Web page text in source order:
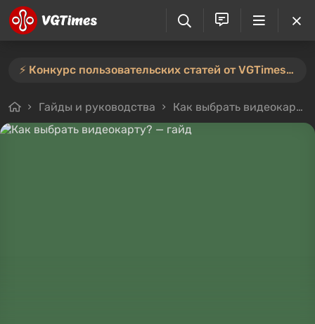
⚡️ Конкурс пользовательских статей от VGTimes продлён — участвуйте тут ⚡️
Гайды и руководства Как выбрать видеокарту? — гайд